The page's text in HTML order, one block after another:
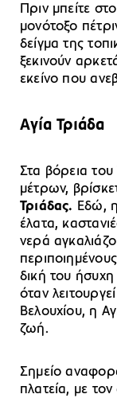
Πριν μπείτε
μονότοξο
δείγμα της
ξεκινούν
εκείνο που
Αγία Τριάδα
Στα βόρεια
μέτρων,
Τριάδας. Εδώ,
έλατα,
νερά
δική του ήσυχη
όταν
Βελουχίου, η
ζωή.
Σημείο
πλατεία, με